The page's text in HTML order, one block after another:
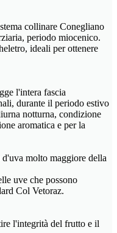
collinare Conegliano
periodo miocenico.
ideali per ottenere
l'intera fascia
durante il periodo estivo
notturna, condizione
aromatica e per la
molto maggiore della
uve che possono
Col Vetoraz.
l'integrità del frutto e il